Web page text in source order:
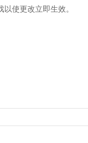
使更改立即生效。